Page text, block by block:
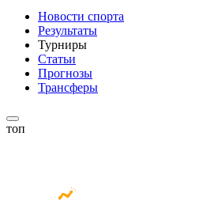
Новости спорта
Результаты
Турниры
Статьи
Прогнозы
Трансферы
топ